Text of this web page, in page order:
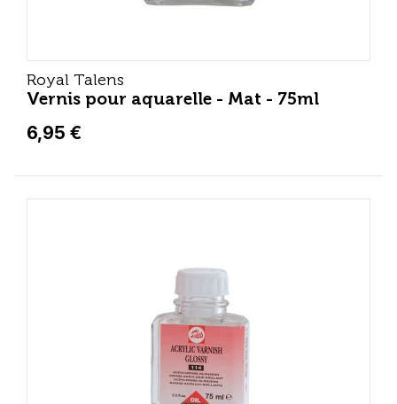
Royal Talens
Vernis pour aquarelle - Mat - 75ml
6,95 €